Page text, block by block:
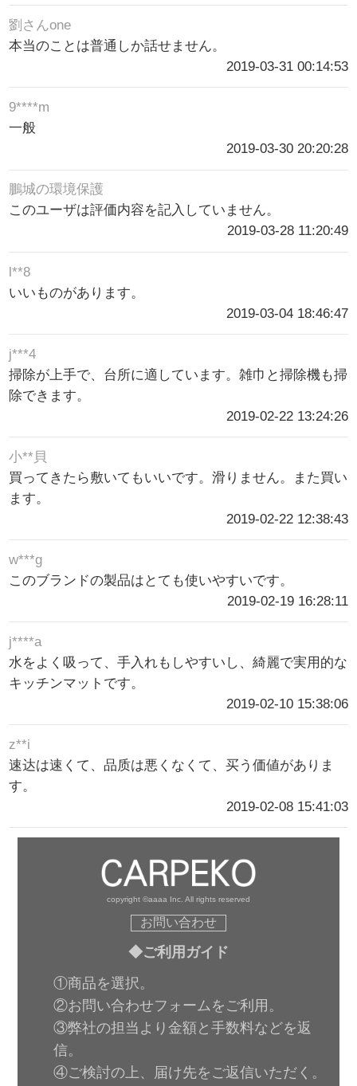
劉さんone
本当のことは普通しか話せません。
2019-03-31 00:14:53
9****m
一般
2019-03-30 20:20:28
鵬城の環境保護
このユーザは評価内容を記入していません。
2019-03-28 11:20:49
l**8
いいものがあります。
2019-03-04 18:46:47
j***4
掃除が上手で、台所に適しています。雑巾と掃除機も掃
除できます。
2019-02-22 13:24:26
小**貝
買ってきたら敷いてもいいです。滑りません。また買い
ます。
2019-02-22 12:38:43
w***g
このブランドの製品はとても使いやすいです。
2019-02-19 16:28:11
j****a
水をよく吸って、手入れもしやすいし、綺麗で実用的な
キッチンマットです。
2019-02-10 15:38:06
z**i
速达は速くて、品质は悪くなくて、买う価値がありま
す。
2019-02-08 15:41:03
copyright ©aaaa Inc. All rights reserved
お問い合わせ
◆ご利用ガイド
①商品を選択。
②お問い合わせフォームをご利用。
③弊社の担当より金額と手数料などを返
信。
④ご検討の上、届け先をご返信いただく。